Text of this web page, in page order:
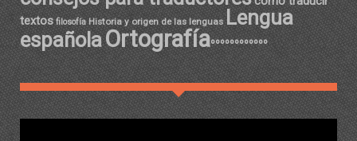
textos filosofía Historia y origen de las lenguas Lengua
españolaOrtografíaºººººººººººº